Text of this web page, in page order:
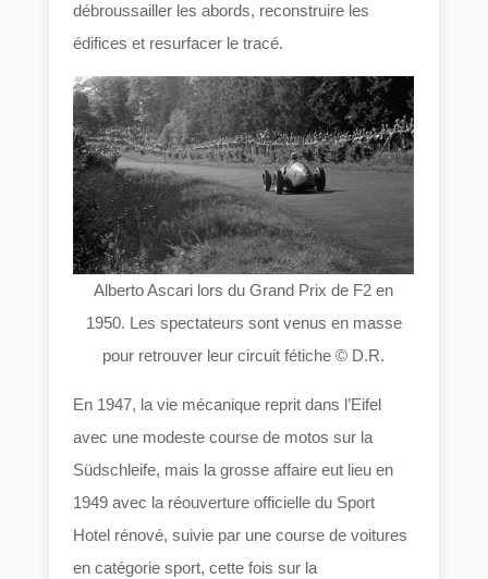
débroussailler les abords, reconstruire les
édifices et resurfacer le tracé.
Alberto Ascari lors du Grand Prix de F2 en
1950. Les spectateurs sont venus en masse
pour retrouver leur circuit fétiche © D.R.
En 1947, la vie mécanique reprit dans l’Eifel
avec une modeste course de motos sur la
Südschleife, mais la grosse affaire eut lieu en
1949 avec la réouverture officielle du Sport
Hotel rénové, suivie par une course de voitures
en catégorie sport, cette fois sur la